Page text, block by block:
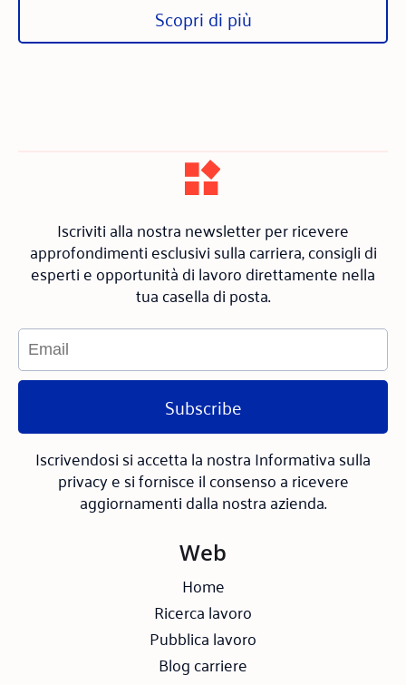
Scopri di più
Iscriviti alla nostra newsletter per ricevere
approfondimenti esclusivi sulla carriera, consigli di
esperti e opportunità di lavoro direttamente nella
tua casella di posta.
Subscribe
Iscrivendosi si accetta la nostra Informativa sulla
privacy e si fornisce il consenso a ricevere
aggiornamenti dalla nostra azienda.
Web
Home
Ricerca lavoro
Pubblica lavoro
Blog carriere